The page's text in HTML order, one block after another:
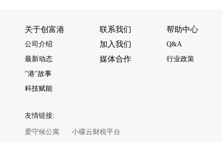
关于创富港
公司介绍
最新动态
"港"故事
科技赋能
联系我们
加入我们
媒体合作
帮助中心
Q&A
行业政策
友情链接:
爱守候公寓 小碟云财税平台